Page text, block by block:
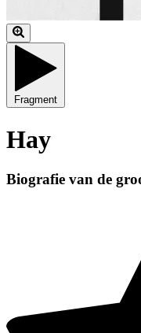
Fragment
Hay
Biografie van de